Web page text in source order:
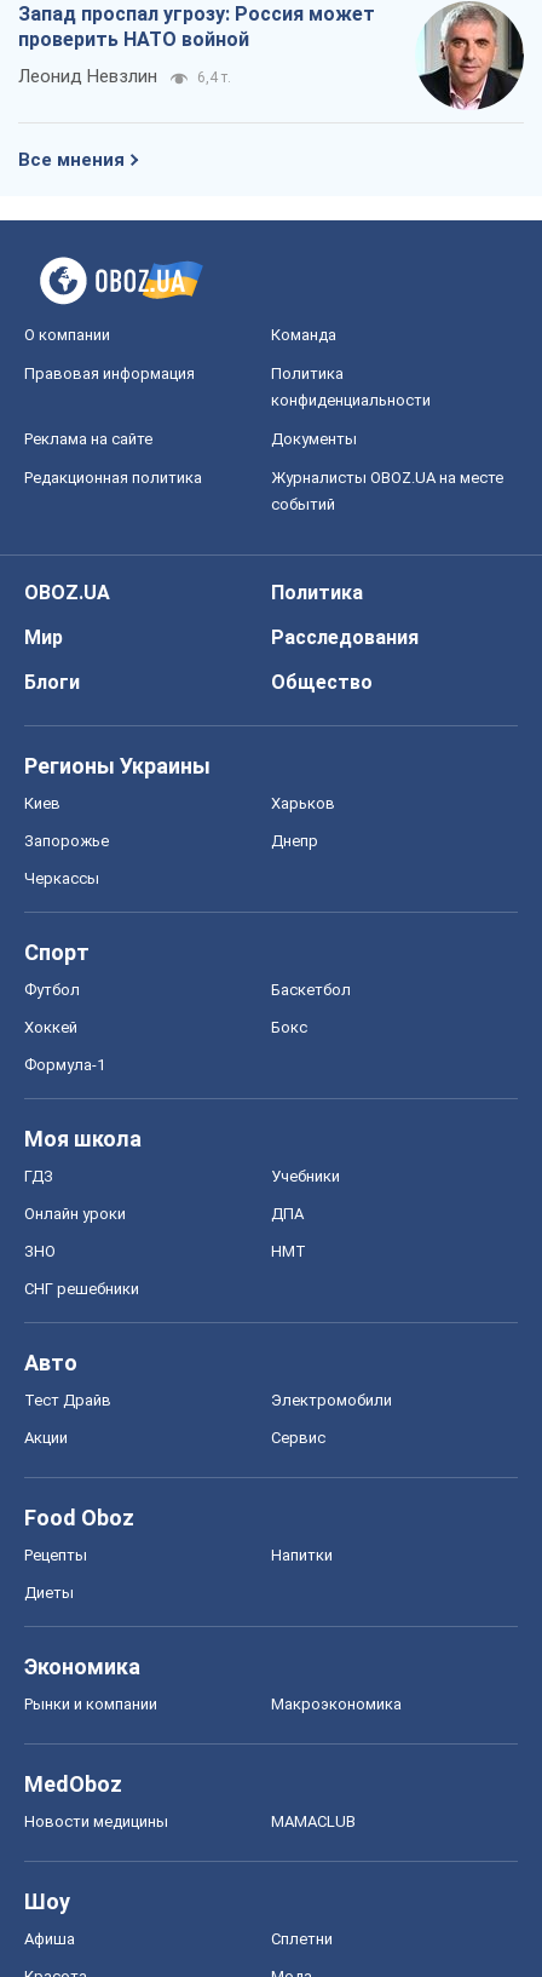
Запад проспал угрозу: Россия может
проверить НАТО войной
Леонид Невзлин 6,4 т.
Все мнения
О компании Команда
Правовая информация
Политика
конфиденциальности
Реклама на сайте Документы
Редакционная политика
Журналисты OBOZ.UA на месте
событий
OBOZ.UA
Политика
Мир
Расследования
Блоги
Общество
Регионы Украины
Киев Харьков
Запорожье Днепр
Черкассы
Спорт
Футбол Баскетбол
Хоккей Бокс
Формула-1
Моя школа
ГДЗ Учебники
Онлайн уроки ДПА
ЗНО НМТ
СНГ решебники
Авто
Тест Драйв Электромобили
Акции Сервис
Food Oboz
Рецепты Напитки
Диеты
Экономика
Рынки и компании Mакроэкономика
MedOboz
Новости медицины MAMACLUB
Шоу
Афиша Сплетни